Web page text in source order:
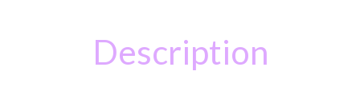
Description